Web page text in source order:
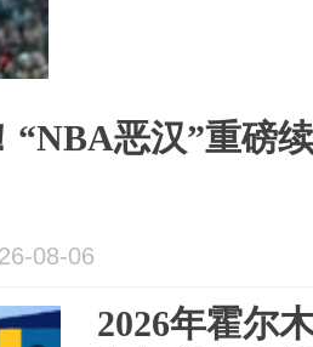
“NBA恶汉”重磅
08-06
2026年霍尔